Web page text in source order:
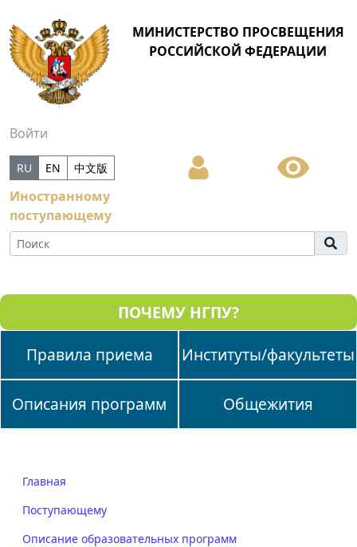
МИНИСТЕРСТВО ПРОСВЕЩЕНИЯ
РОССИЙСКОЙ ФЕДЕРАЦИИ
Войти
Иностранному
поступающему
RU EN 中文版
ПОЧЕМУ НГПУ?
Правила приема
Институты/факультеты
Описания программ Общежития
Главная
Поступающему
Описание образовательных программ